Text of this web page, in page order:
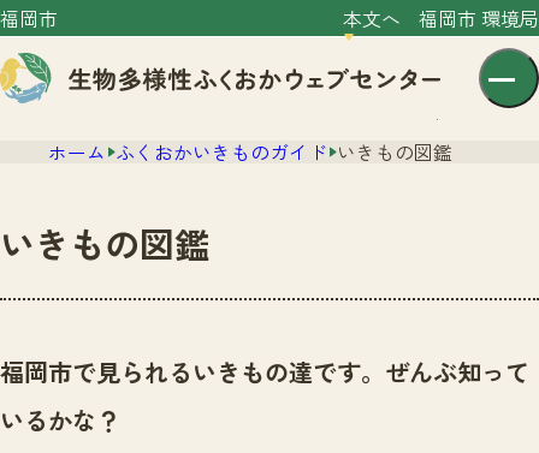
福岡市 本文へ 福岡市 環境局
センター紹介
センター紹介TOP
サイトポリシー
ニュース
いきものガイド
ホーム ふくおかいきものガイド いきもの図鑑
いきもの図鑑
福岡市で見られるいきもの達です。ぜんぶ知って
いるかな？